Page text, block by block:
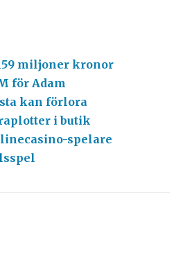
miljoner kronor
för Adam
kan förlora
i butik
spelare